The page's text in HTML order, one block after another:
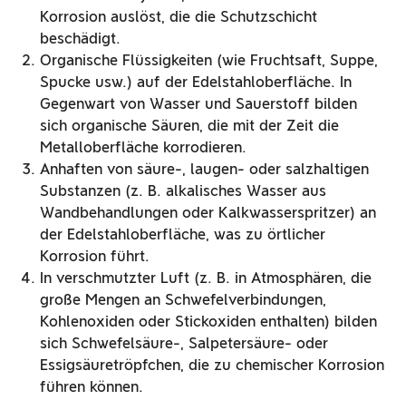
Korrosion auslöst, die die Schutzschicht
beschädigt.
Organische Flüssigkeiten (wie Fruchtsaft, Suppe,
Spucke usw.) auf der Edelstahloberfläche. In
Gegenwart von Wasser und Sauerstoff bilden
sich organische Säuren, die mit der Zeit die
Metalloberfläche korrodieren.
Anhaften von säure-, laugen- oder salzhaltigen
Substanzen (z. B. alkalisches Wasser aus
Wandbehandlungen oder Kalkwasserspritzer) an
der Edelstahloberfläche, was zu örtlicher
Korrosion führt.
In verschmutzter Luft (z. B. in Atmosphären, die
große Mengen an Schwefelverbindungen,
Kohlenoxiden oder Stickoxiden enthalten) bilden
sich Schwefelsäure-, Salpetersäure- oder
Essigsäuretröpfchen, die zu chemischer Korrosion
führen können.